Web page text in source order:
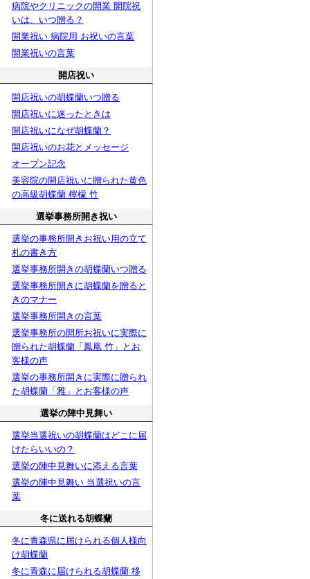
病院やクリニックの開業 開院祝
いは、いつ贈る？
開業祝い 病院用 お祝いの言葉
開業祝いの言葉
開店祝い
開店祝いの胡蝶蘭いつ贈る
開店祝いに迷ったときは
開店祝いになぜ胡蝶蘭？
開店祝いのお花とメッセージ
オープン記念
美容院の開店祝いに贈られた黄色
の高級胡蝶蘭 檸檬 竹
選挙事務所開き祝い
選挙の事務所開きお祝い用の立て
札の書き方
選挙事務所開きの胡蝶蘭いつ贈る
選挙事務所開きに胡蝶蘭を贈ると
きのマナー
選挙事務所開きの言葉
選挙事務所の開所お祝いに実際に
贈られた胡蝶蘭「鳳凰 竹」とお
客様の声
選挙の事務所開きに実際に贈られ
た胡蝶蘭「雅」とお客様の声
選挙の陣中見舞い
選挙当選祝いの胡蝶蘭はどこに届
けたらいいの？
選挙の陣中見舞いに添える言葉
選挙の陣中見舞い 当選祝いの言
葉
冬に送れる胡蝶蘭
冬に青森県に届けられる個人様向
け胡蝶蘭
冬に青森に届けられる胡蝶蘭 移